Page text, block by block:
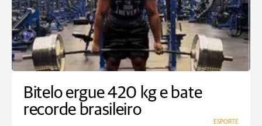
Bitelo ergue 420 kg e bate
recorde brasileiro
ESPORTE